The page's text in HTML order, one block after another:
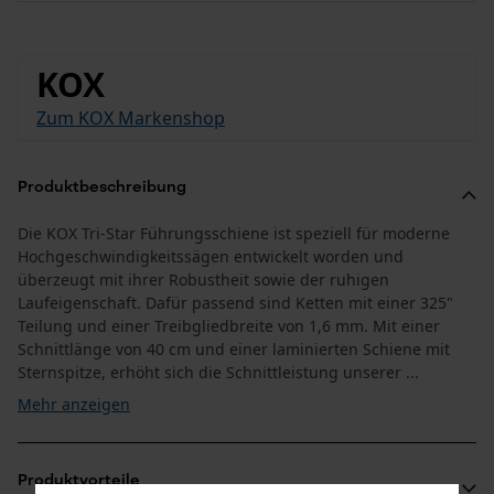
KOX
Zum KOX Markenshop
Produktbeschreibung
Die KOX Tri-Star Führungsschiene ist speziell für moderne
Hochgeschwindigkeitssägen entwickelt worden und
überzeugt mit ihrer Robustheit sowie der ruhigen
Laufeigenschaft. Dafür passend sind Ketten mit einer 325"
Teilung und einer Treibgliedbreite von 1,6 mm. Mit einer
Schnittlänge von 40 cm und einer laminierten Schiene mit
Sternspitze, erhöht sich die Schnittleistung unserer ...
Mehr anzeigen
Produktvorteile